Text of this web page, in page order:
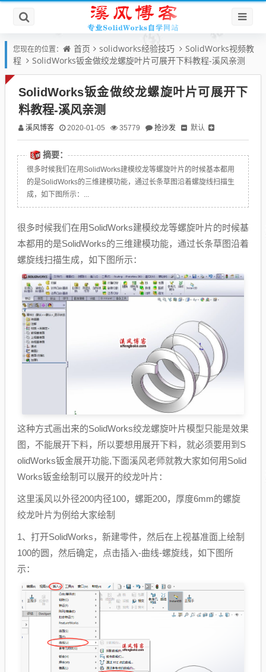
您现在的位置： 首页 solidworks经验技巧
SolidWorks视频教
程
SolidWorks钣金做绞龙螺旋叶片可展开下料教程-溪风亲测
SolidWorks钣金做绞龙螺旋叶片可展开下
料教程-溪风亲测
溪风博客 2020-01-05 35779 抢沙发 默认
摘要：
很多时候我们在用SolidWorks建模绞龙等螺旋叶片的时候基本都用
的是SolidWorks的三维建模功能，通过长条草图沿着螺旋线扫描生
成，如下图所示：...
很多时候我们在用SolidWorks建模绞龙等螺旋叶片的时候基
本都用的是SolidWorks的三维建模功能，通过长条草图沿着
螺旋线扫描生成，如下图所示：
这种方式画出来的SolidWorks绞龙螺旋叶片模型只能是效果
图，不能展开下料，所以要想用展开下料，就必须要用到S
olidWorks钣金展开功能,下面溪风老师就教大家如何用Solid
Works钣金绘制可以展开的绞龙叶片：
这里溪风以外径200内径100，螺距200，厚度6mm的螺旋
绞龙叶片为例给大家绘制
1、打开SolidWorks，新建零件，然后在上视基准面上绘制
100的圆，然后确定，点击插入-曲线-螺旋线，如下图所
示：